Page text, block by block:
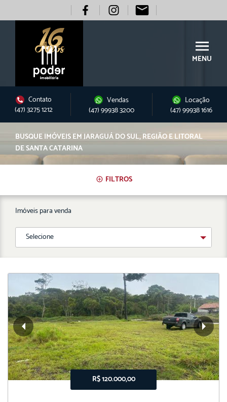
MENU
Contato
(47) 3275 1212
Vendas
(47) 99938 3200
Locação
(47) 99938 1616
BUSQUE IMÓVEIS EM JARAGUÁ DO SUL, REGIÃO E LITORAL
DE SANTA CATARINA
FILTROS
Imóveis para venda
Selecione
Maior valor
Menor valor
Maior área total
Menor área total
R$ 120.000,00